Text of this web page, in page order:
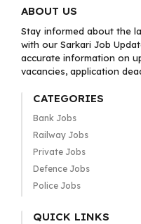
ABOUT US
Stay informed about the
with our Sarkari Job
accurate information on
vacancies, application
CATEGORIES
Bank Jobs
Railway Jobs
Private Jobs
Defence Jobs
Police Jobs
QUICK LINKS